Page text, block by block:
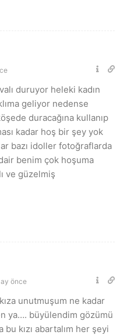
duruyor heleki kadın
geliyor nedense
duracağına kullanıp
kadar hoş bir şey yok
bazı idoller fotoğraflarda
benim çok hoşuma
ve güzelmiş
ay önce
unutmuşum ne kadar
ya…. büyülendim gözümü
kızı abartalım her şeyi